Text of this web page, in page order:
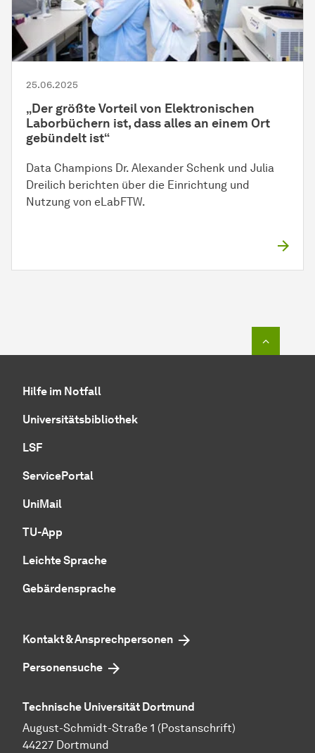
25.06.2025
„Der größte Vorteil von Elektronischen
Laborbüchern ist, dass alles an einem Ort
gebündelt ist“
Data Champions Dr. Alexander Schenk und Julia
Dreilich berichten über die Einrichtung und
Nutzung von eLabFTW.
Hilfe im Notfall
Universitätsbibliothek
LSF
ServicePortal
UniMail
TU-App
Leichte Sprache
Gebärdensprache
Kontakt & Ansprechpersonen
Personensuche
Technische Universität Dortmund
August-Schmidt-Straße 1 (Postanschrift)
44227 Dortmund